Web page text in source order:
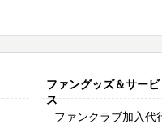
ファングッズ＆サービ
ス
ファンクラブ加入代